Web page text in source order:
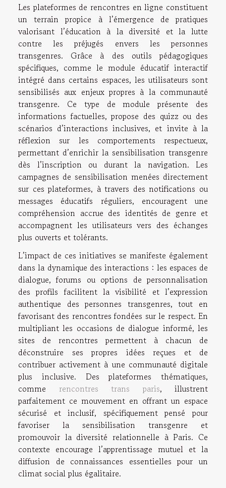
Les plateformes de rencontres en ligne constituent
un terrain propice à l’émergence de pratiques
valorisant l’éducation à la diversité et la lutte
contre les préjugés envers les personnes
transgenres. Grâce à des outils pédagogiques
spécifiques, comme le module éducatif interactif
intégré dans certains espaces, les utilisateurs sont
sensibilisés aux enjeux propres à la communauté
transgenre. Ce type de module présente des
informations factuelles, propose des quizz ou des
scénarios d’interactions inclusives, et invite à la
réflexion sur les comportements respectueux,
permettant d’enrichir la sensibilisation transgenre
dès l’inscription ou durant la navigation. Les
campagnes de sensibilisation menées directement
sur ces plateformes, à travers des notifications ou
messages éducatifs réguliers, encouragent une
compréhension accrue des identités de genre et
accompagnent les utilisateurs vers des échanges
plus ouverts et tolérants.
L’impact de ces initiatives se manifeste également
dans la dynamique des interactions : les espaces de
dialogue, forums ou options de personnalisation
des profils facilitent la visibilité et l’expression
authentique des personnes transgenres, tout en
favorisant des rencontres fondées sur le respect. En
multipliant les occasions de dialogue informé, les
sites de rencontres permettent à chacun de
déconstruire ses propres idées reçues et de
contribuer activement à une communauté digitale
plus inclusive. Des plateformes thématiques,
comme rencontres trans paris, illustrent
parfaitement ce mouvement en offrant un espace
sécurisé et inclusif, spécifiquement pensé pour
favoriser la sensibilisation transgenre et
promouvoir la diversité relationnelle à Paris. Ce
contexte encourage l’apprentissage mutuel et la
diffusion de connaissances essentielles pour un
climat social plus égalitaire.